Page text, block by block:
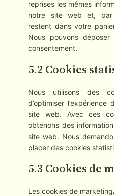
reprises les mêmes
notre site web et, par
restent dans votre
Nous pouvons
consentement.
5.2 Cookies
Nous utilisons des
d’optimiser
site web. Avec ces
obtenons des
site web. Nous
placer des cookies
5.3 Cookies de
Les cookies de